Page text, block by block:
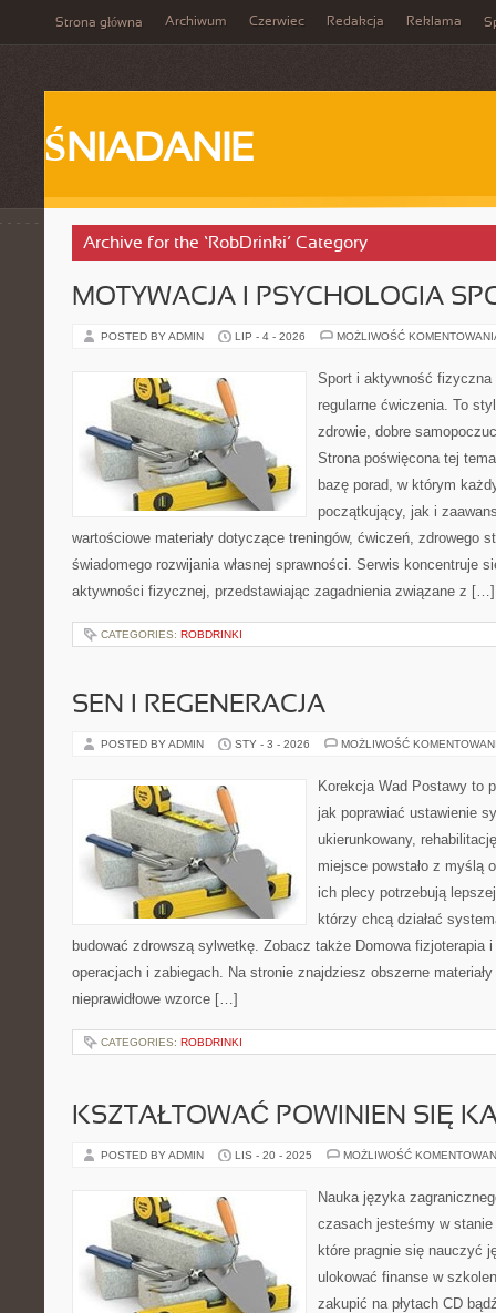
Strona główna Archiwum Czerwiec Redakcja Reklama
ŚNIADANIE
Archive for the ‘RobDrinki’ Category
MOTYWACJA I PSYCHOLOGIA
POSTED BY ADMIN LIP - 4 - 2026 MOŻLIWOŚĆ
Sport i aktywność
regularne ćwiczenia. To
zdrowie, dobre
Strona poświęcona tej
bazę porad, w którym
początkujący, jak i
wartościowe materiały dotyczące treningów, ćwiczeń, zdrowego
świadomego rozwijania własnej sprawności. Serwis koncentruje
aktywności fizycznej, przedstawiając zagadnienia związane z […]
CATEGORIES: ROBDRINKI
SEN I REGENERACJA
POSTED BY ADMIN STY - 3 - 2026 MOŻLIWOŚĆ
Korekcja Wad Postawy to
jak poprawiać ustawienie
ukierunkowany,
miejsce powstało z myślą
ich plecy potrzebują
którzy chcą działać
budować zdrowszą sylwetkę. Zobacz także Domowa fizjoterapia
operacjach i zabiegach. Na stronie znajdziesz obszerne
nieprawidłowe wzorce […]
CATEGORIES: ROBDRINKI
KSZTAŁTOWAĆ POWINIEN SIĘ
POSTED BY ADMIN LIS - 20 - 2025 MOŻLIWOŚĆ
Nauka języka
czasach jesteśmy w
które pragnie się nauczyć
ulokować finanse w
zakupić na płytach CD